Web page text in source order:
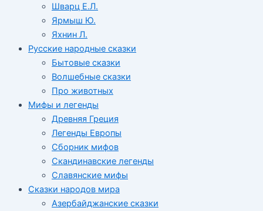
Шварц Е.Л.
Ярмыш Ю.
Яхнин Л.
Русские народные сказки
Бытовые сказки
Волшебные сказки
Про животных
Мифы и легенды
Древняя Греция
Легенды Европы
Сборник мифов
Скандинавские легенды
Славянские мифы
Сказки народов мира
Азербайджанские сказки